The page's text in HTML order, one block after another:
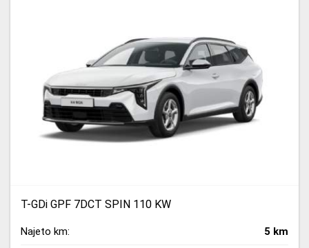
T-GDi GPF 7DCT SPIN 110 KW
Najeto km: 5 km